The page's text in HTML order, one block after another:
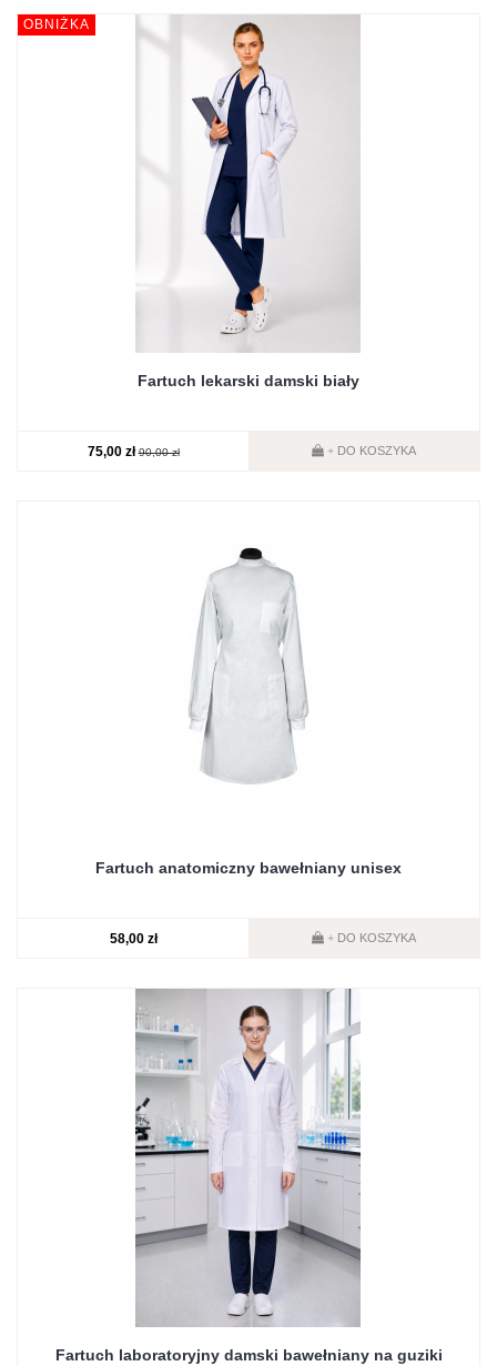
OBNIŻKA
Fartuch lekarski damski biały
75,00 zł 90,00 zł + DO KOSZYKA
Fartuch anatomiczny bawełniany unisex
58,00 zł + DO KOSZYKA
Fartuch laboratoryjny damski bawełniany na guziki